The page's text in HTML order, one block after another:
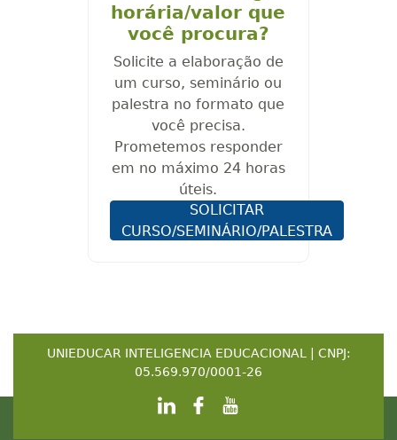
horária/valor que
você procura?
Solicite a elaboração de
um curso, seminário ou
palestra no formato que
você precisa.
Prometemos responder
em no máximo 24 horas
úteis.
SOLICITAR
CURSO/SEMINÁRIO/PALESTRA
UNIEDUCAR INTELIGENCIA EDUCACIONAL | CNPJ:
05.569.970/0001-26